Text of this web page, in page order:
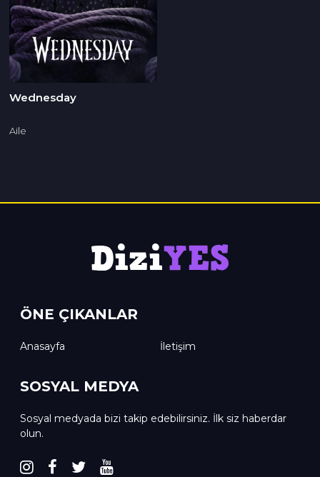
Wednesday
Aile
ÖNE ÇIKANLAR
Anasayfa İletişim
SOSYAL MEDYA
Sosyal medyada bizi takip edebilirsiniz. İlk siz haberdar
olun.